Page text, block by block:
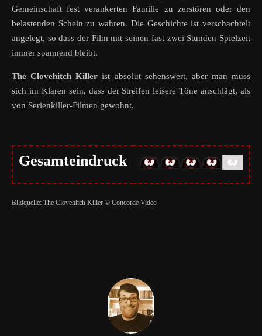
Gemeinschaft fest verankerten Familie zu zerstören oder den
belastenden Schein zu wahren. Die Geschichte ist verschachtelt
angelegt, so dass der Film mit seinen fast zwei Stunden Spielzeit
immer spannend bleibt.
The Clovehitch Killer ist absolut sehenswert, aber man muss
sich im Klaren sein, dass der Streifen leisere Töne anschlägt, als
von Serienkiller-Filmen gewohnt.
Gesamteindruck
Bildquelle: The Clovehitch Killer © Concorde Video